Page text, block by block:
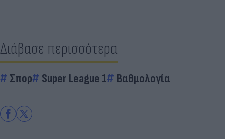
Διάβασε περισσότερα
Σπορ Super League 1 Βαθμολογία